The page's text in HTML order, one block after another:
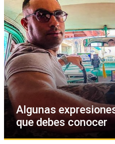
Algunas
que debes conocer